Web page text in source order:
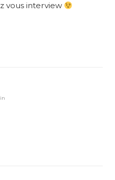
vous interview